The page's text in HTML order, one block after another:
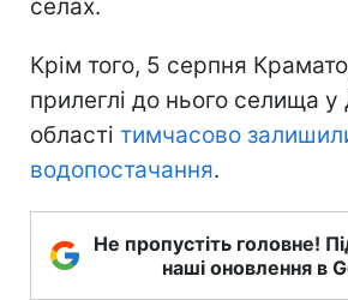
селах.
Крім того, 5 серпня
прилеглі до нього селища у
області тимчасово
водопостачання.
Не пропустіть головне!
наші оновлення в